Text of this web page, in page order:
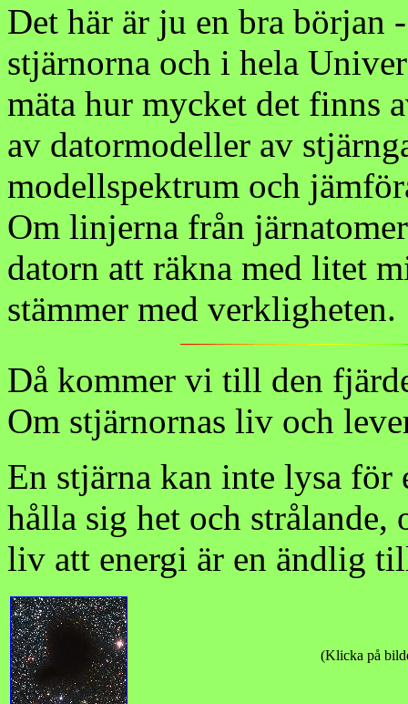
Det här är ju en bra början
stjärnorna och i hela
mäta hur mycket det finns
av datormodeller av
modellspektrum och
Om linjerna från
datorn att räkna med litet
stämmer med verkligheten.
Då kommer vi till den
Om stjärnornas liv och
En stjärna kan inte lysa
hålla sig het och
liv att energi är en ändlig
(Klicka på